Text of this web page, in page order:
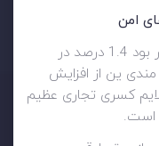
امن
ین ژاپن 0.6 درصد افزایش یافت و قرار بود 1.4 درصد در
ین از افزایش
کسری تجاری عظیم
است.